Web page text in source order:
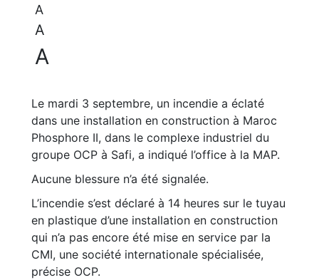
A
A
A
Le mardi 3 septembre, un incendie a éclaté
dans une installation en construction à Maroc
Phosphore II, dans le complexe industriel du
groupe OCP à Safi, a indiqué l’office à la MAP.
Aucune blessure n’a été signalée.
L’incendie s’est déclaré à 14 heures sur le tuyau
en plastique d’une installation en construction
qui n’a pas encore été mise en service par la
CMI, une société internationale spécialisée,
précise OCP.